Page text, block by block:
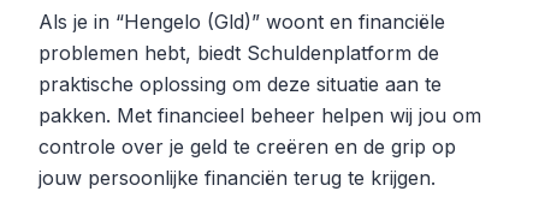
Als je in “Hengelo (Gld)” woont en financiële
problemen hebt, biedt Schuldenplatform de
praktische oplossing om deze situatie aan te
pakken. Met financieel beheer helpen wij jou om
controle over je geld te creëren en de grip op
jouw persoonlijke financiën terug te krijgen.